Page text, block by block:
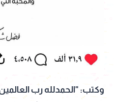
وكتب: "الحمدلله رب